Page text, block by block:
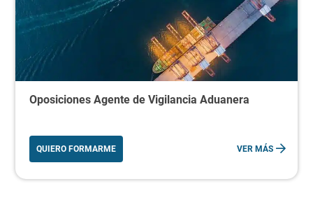
Oposiciones Agente de Vigilancia Aduanera
QUIERO FORMARME VER MÁS